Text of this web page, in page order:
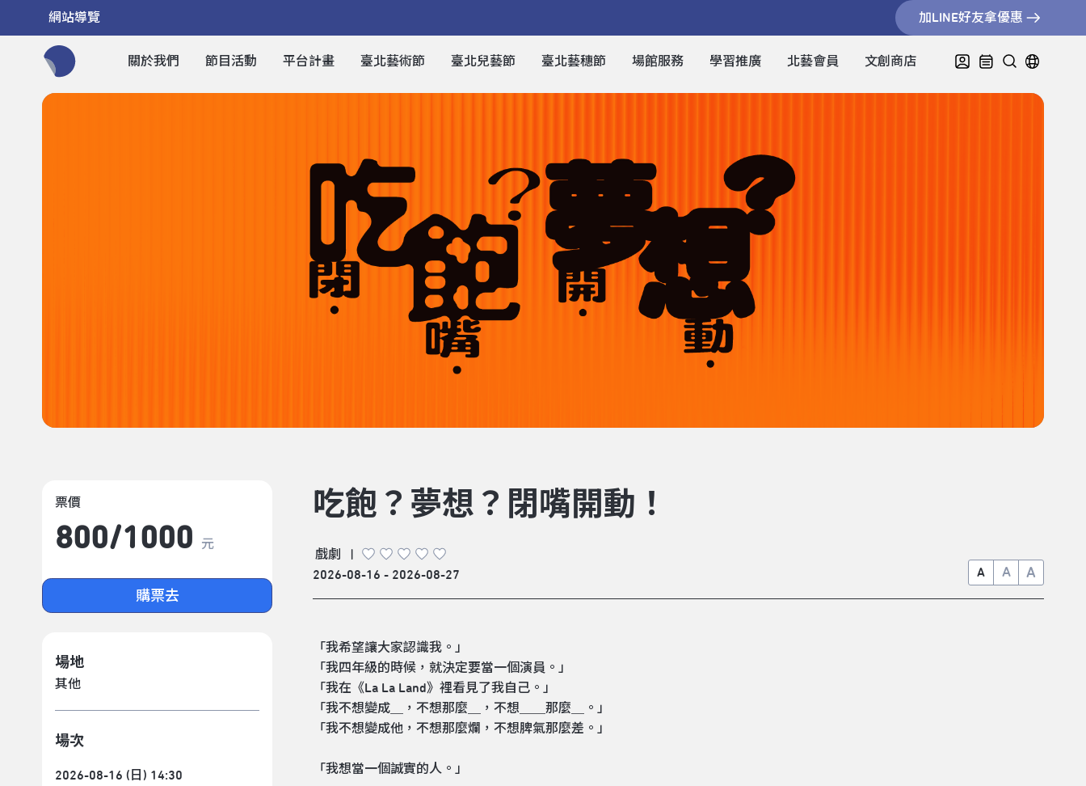
網站導覽 加LINE好友拿優惠
關於我們 節目活動 平台計畫 臺北藝術節 臺北兒藝節 臺北藝穗節 場館服務 學習推廣 北藝會員 文創商店
票價
800/​1000 元
購票去
場地
其他
場次
2026-08-16 (日) 14:30
吃飽？夢想？閉嘴開動！
戲劇
2026-08-16 - 2026-08-27
A A A
「我希望讓大家認識我。」
「我四年級的時候，就決定要當一個演員。」
「我在《La La Land》裡看見了我自己。」
「我不想變成＿，不想那麼＿，不想＿＿那麼＿。」
「我不想變成他，不想那麼爛，不想脾氣那麼差。」
「我想當一個誠實的人。」